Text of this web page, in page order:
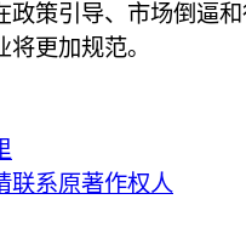
政策引导、市场倒逼
更加规范。
联系原著作权人